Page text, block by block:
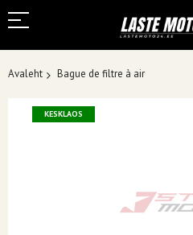
Avaleht Bague de filtre à air
Skip
KESKLAOS